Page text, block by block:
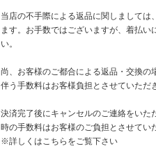
当店の不手際による返品に関しましては
ます。お手数ではございますが、着払い
い。
尚、お客様のご都合による返品・交換の
伴う手数料はお客様負担とさせていただ
決済完了後にキャンセルのご連絡をいた
時の手数料はお客様のご負担とさせてい
※詳しくはこちらをご覧下さい